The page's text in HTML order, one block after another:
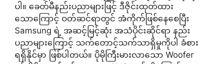
ပါ။ ခေတ်မီနည်းပညာများဖြင့် ဒီဇိုင်းထုတ်ထား
သောကြောင့် ဝတ်ဆင်ရာတွင် အံကိုက်ဖြစ်နေစေပြီး
Samsung ရဲ့ အဆင့်မြင့်ဆုံး အသံပိုင်းဆိုင်ရာ နည်း
ပညာများကြောင့် သက်တောင့်သက်သာရှိမှုကိုပါ ခံစား
ရရှိနိုင်မှာ ဖြစ်ပါတယ်။ ပိုမိုကြီးမားလာသော Woofer